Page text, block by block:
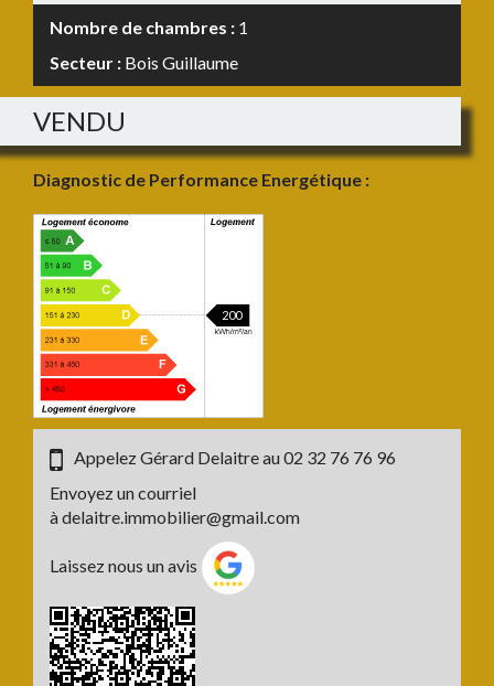
Nombre de chambres : 1
Secteur : Bois Guillaume
VENDU
Diagnostic de Performance Energétique :
200
Appelez Gérard Delaitre au02 32 76 76 96
Envoyez un courriel
àdelaitre.immobilier@gmail.com
Laissez nous un avis